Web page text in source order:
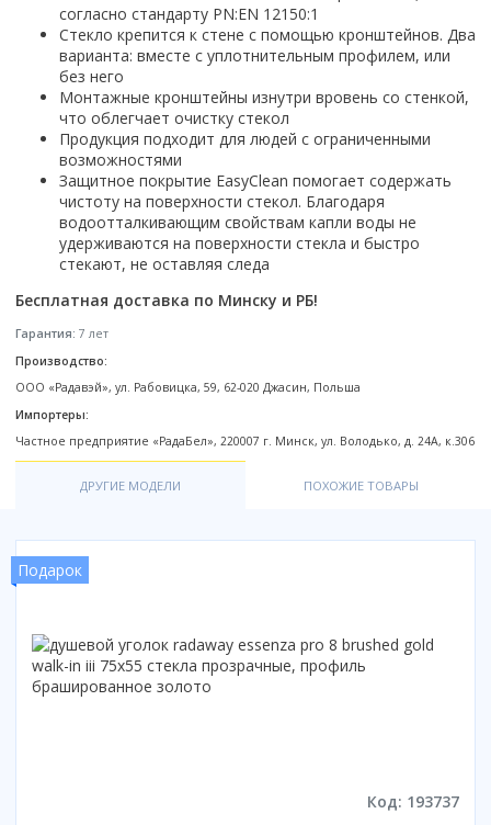
Комплектующие для ванн
Каркас
Ножки
Экраны под ванну
Гидромассажные системы
Wirpool
Китай
Недорогие
Дорогие
Уцененные
Недорогие по акции
Смотреть все
Топ брендов
Domani-spa
River
Welt-wasser
Форма
Угловая
Прямоугольные
Квадратная
Полукруглая
С раздвижной дверью
Со складной дверью
С открывающейся дверью
Форма
Прямоугольные
Закругленная
Комплектующие для унитазов
Гофры
Канализационный выпуск
Патрубки
Сиденья
Смотреть все
С отверстием под смеситель
С пьедесталом
С полупьедесталом
Исполнение
Для дачи
Для ванной
Умывальник-столешница
Уличный
Смотреть все
Пьедесталы
Пьедесталы
Полупьедесталы
Италия
Россия
Смотреть все
Размер
40 см
50 см
60 см
65 см
Смотреть все
Страна производитель
Германия
Польша
Сербия
Чехия
Смотреть все
Страна производитель
Германия
Испания
Италия
Польша
Смотреть все
Чистящие средства
Grass
Karcher
Страна производитель
Великобритания
Германия
Италия
Китай
Смотреть все
Пылесосы
Электровеники, электрошвабры
Стеклоочистители
Мойки высокого давления
Пароочистители
Подметальные машины
Гладильные доски
Насосы
Этажерки, стеллажи, полки
согласно стандарту PN:EN 12150:1
Стекло крепится к стене с помощью кронштейнов. Два
варианта: вместе с уплотнительным профилем, или
без него
Монтажные кронштейны изнутри вровень со стенкой,
что облегчает очистку стекол
Продукция подходит для людей с ограниченными
возможностями
Защитное покрытие EasyClean помогает содержать
чистоту на поверхности стекол. Благодаря
водоотталкивающим свойствам капли воды не
удерживаются на поверхности стекла и быстро
стекают, не оставляя следа
Бесплатная доставка по Минску и РБ!
Гарантия: 7 лет
Производство:
ООО «Радавэй», ул. Рабовицка, 59, 62-020 Джасин, Польша
Импортеры:
Частное предприятие «РадаБел», 220007 г. Минск, ул. Володько, д. 24А, к.306
ДРУГИЕ МОДЕЛИ ПОХОЖИЕ ТОВАРЫ
Подарок
Код: 193737